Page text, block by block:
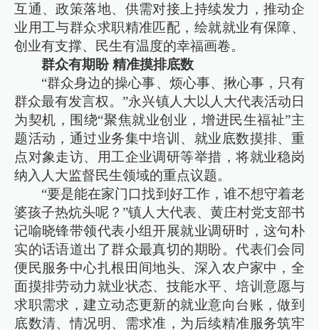
互通、政策落地、供需对接上持续发力，推动企
业用工与群众求职精准匹配，绘就就业有保障、
创业有支撑、民生有温度的幸福画卷。
群众有期盼 精准摸排底数
“群众身边的操心事、烦心事、揪心事，只有
群众最有发言权。”永兴镇人大以人大代表活动日
为契机，围绕“聚焦就业创业，增进民生福祉”主
题活动，通过业务集中培训、就业底数摸排、重
点对象走访、用工企业调研等举措，将就业稳岗
纳入人大监督民生领域的重点议题。
“要是能在家门口找到好工作，谁不想守着老
婆孩子热炕头呢？”镇人大代表、黄庄村党支部书
记喻晓锋带领代表小组开展就业调研时，这句朴
实的话语道出了群众最真切的期盼。代表们会同
便民服务中心扎根田间地头、深入农户家中，全
面摸排劳动力就业状态、技能水平、培训意愿与
求职需求，建立动态更新的就业意向台账，做到
底数清、情况明、需求准，为后续精准服务筑牢